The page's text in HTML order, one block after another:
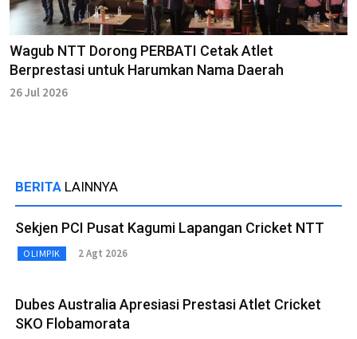
Wagub NTT Dorong PERBATI Cetak Atlet
Berprestasi untuk Harumkan Nama Daerah
26 Jul 2026
BERITA LAINNYA
Sekjen PCI Pusat Kagumi Lapangan Cricket NTT
OLIMPIK 2 Agt 2026
Dubes Australia Apresiasi Prestasi Atlet Cricket
SKO Flobamorata